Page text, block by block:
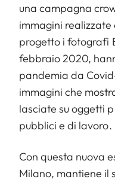
una campagna
immagini realizzate
progetto i fotografi
febbraio 2020,
pandemia da
immagini che
lasciate su oggetti
pubblici e di lavoro.
Con questa nuova
Milano, mantiene il